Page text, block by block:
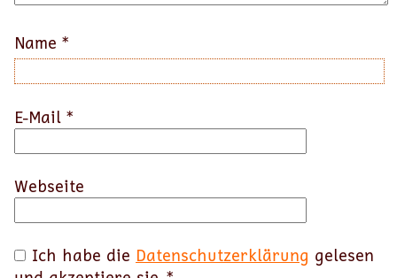
Name *
E-Mail *
Webseite
Ich habe die Datenschutzerklärung gelesen